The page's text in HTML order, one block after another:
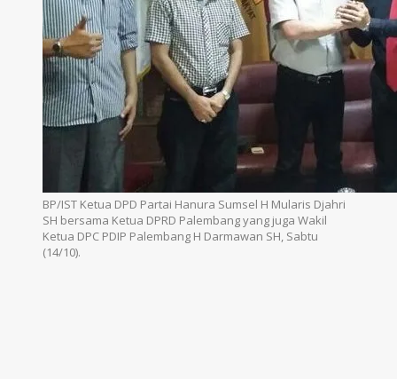
BP/IST Ketua DPD Partai Hanura Sumsel H Mularis Djahri
SH bersama Ketua DPRD Palembang yang juga Wakil
Ketua DPC PDIP Palembang H Darmawan SH, Sabtu
(14/10).